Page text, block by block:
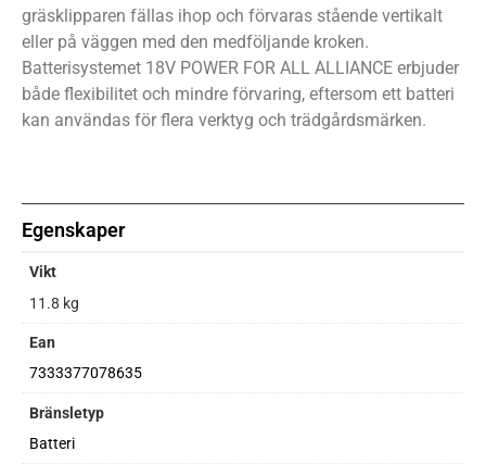
gräsklipparen fällas ihop och förvaras stående vertikalt
eller på väggen med den medföljande kroken.
Batterisystemet 18V POWER FOR ALL ALLIANCE erbjuder
både flexibilitet och mindre förvaring, eftersom ett batteri
kan användas för flera verktyg och trädgårdsmärken.
Egenskaper
Vikt
11.8 kg
Ean
7333377078635
Bränsletyp
Batteri